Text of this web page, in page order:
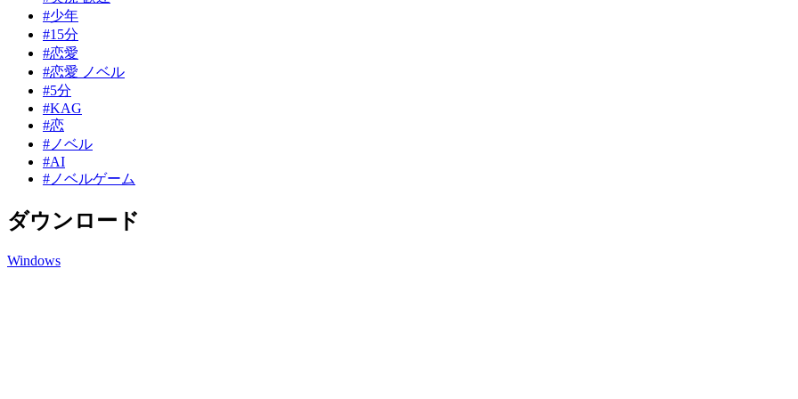
#少年
#15分
#恋愛
#恋愛 ノベル
#5分
#KAG
#恋
#ノベル
#AI
#ノベルゲーム
ダウンロード
Windows